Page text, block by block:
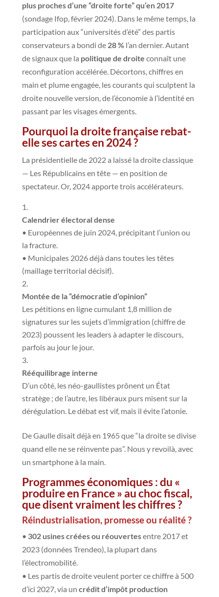
plus proches d’une “droite forte” qu’en 2017
(sondage Ifop, février 2024). Dans le même temps, la
participation aux “universités d’été” des partis
conservateurs a bondi de 28 %l’an dernier. Autant
de signaux que la politique de droite connaît une
reconfiguration accélérée. Décortons, chiffres en
main et plume engagée, les courants qui sculptent la
droite nouvelle version, de l’économie à l’identité en
passant par les visages émergents.
Pourquoi la droite française rebat-
elle ses cartes en 2024 ?
La présidentielle de 2022 a laissé la droite classique
— Les Républicains en tête — en position de
spectateur. Or, 2024 apporte trois accélérateurs.
Calendrier électoral dense
• Européennes de juin 2024, précipitant l’union ou
la fracture.
• Municipales 2026 déjà dans toutes les têtes
(maillage territorial décisif).
Montée de la “démocratie d’opinion”
Les pétitions en ligne cumulant 1,8 million de
signatures sur les sujets d’immigration (chiffre de
2023) poussent les leaders à adapter le discours,
parfois au jour le jour.
Rééquilibrage interne
D’un côté, les néo-gaullistes prônent un État
stratège ; de l’autre, les libéraux purs misent sur la
dérégulation. Le débat est vif, mais il évite l’atonie.
De Gaulle disait déjà en 1965 que “la droite se divise
quand elle ne se réinvente pas”. Nous y revoilà, avec
un smartphone à la main.
Programmes économiques : du «
produire en France » au choc fiscal,
que disent vraiment les chiffres ?
Réindustrialisation, promesse ou réalité ?
• 302 usines créées ou réouvertesentre 2017 et
2023 (données Trendeo), la plupart dans
l’électromobilité.
• Les partis de droite veulent porter ce chiffre à 500
d’ici 2027, via un crédit d’impôt production